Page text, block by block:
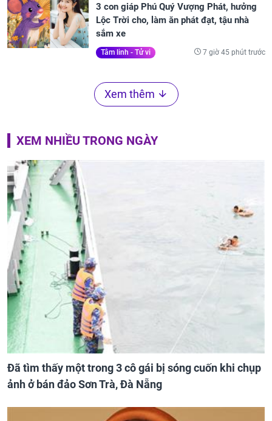
3 con giáp Phú Quý Vượng Phát, hưởng
Lộc Trời cho, làm ăn phát đạt, tậu nhà
sắm xe
Tâm linh - Tử vi 7 giờ 45 phút trước
Xem thêm
XEM NHIỀU TRONG NGÀY
Đã tìm thấy một trong 3 cô gái bị sóng cuốn khi chụp
ảnh ở bán đảo Sơn Trà, Đà Nẵng